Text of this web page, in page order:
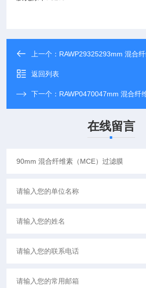
上一个： RAWP29325293mm 混合纤维
返回列表
下一个： RAWP0470047mm 混合纤维
在线留言